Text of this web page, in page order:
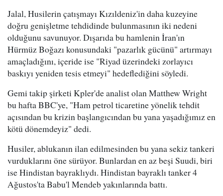
Jalal, Husilerin çatışmayı Kızıldeniz'in daha kuzeyine
doğru genişletme tehdidinde bulunmasının iki nedeni
olduğunu savunuyor. Dışarıda bu hamlenin İran'ın
Hürmüz Boğazı konusundaki "pazarlık gücünü" artırmayı
amaçladığını, içeride ise "Riyad üzerindeki zorlayıcı
baskıyı yeniden tesis etmeyi" hedeflediğini söyledi.
Gemi takip şirketi Kpler'de analist olan Matthew Wright
bu hafta BBC'ye, "Ham petrol ticaretine yönelik tehdit
açısından bu krizin başlangıcından bu yana yaşadığımız en
kötü dönemdeyiz" dedi.
Husiler, ablukanın ilan edilmesinden bu yana sekiz tankeri
vurduklarını öne sürüyor. Bunlardan en az beşi Suudi, biri
ise Hindistan bayraklıydı. Hindistan bayraklı tanker 4
Ağustos'ta Babu'l Mendeb yakınlarında battı.